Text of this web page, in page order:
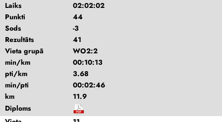
Laiks
02:02:02
Punkti
44
Sods
-3
Rezultāts
41
Vieta grupā
WO2:2
min/km
00:10:13
pti/km
3.68
min/pti
00:02:46
km
11.9
Diploms